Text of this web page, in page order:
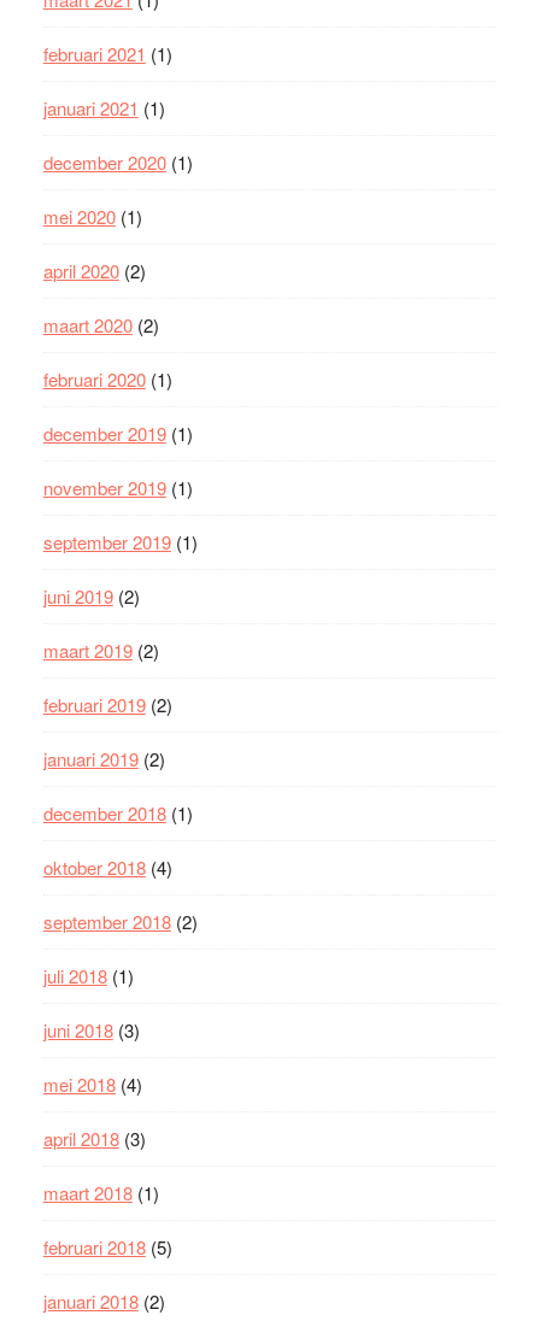
februari 2021 (1)
januari 2021 (1)
december 2020(1)
mei 2020(1)
april 2020(2)
maart 2020(2)
februari 2020(1)
december 2019(1)
november 2019(1)
september 2019(1)
juni 2019(2)
maart 2019(2)
februari 2019(2)
januari 2019(2)
december 2018(1)
oktober 2018(4)
september 2018(2)
juli 2018(1)
juni 2018(3)
mei 2018(4)
april 2018(3)
maart 2018(1)
februari 2018(5)
januari 2018(2)